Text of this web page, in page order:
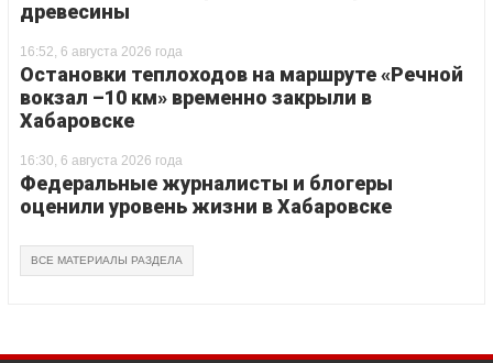
древесины
16:52, 6 августа 2026 года
Остановки теплоходов на маршруте «Речной
вокзал –10 км» временно закрыли в
Хабаровске
16:30, 6 августа 2026 года
Федеральные журналисты и блогеры
оценили уровень жизни в Хабаровске
ВСЕ МАТЕРИАЛЫ РАЗДЕЛА